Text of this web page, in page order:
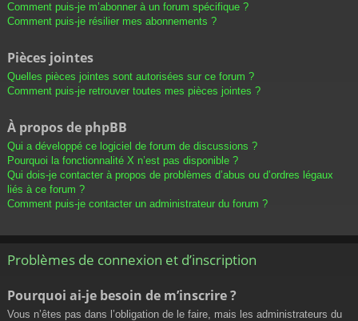
Comment puis-je m’abonner à un forum spécifique ?
Comment puis-je résilier mes abonnements ?
Pièces jointes
Quelles pièces jointes sont autorisées sur ce forum ?
Comment puis-je retrouver toutes mes pièces jointes ?
À propos de phpBB
Qui a développé ce logiciel de forum de discussions ?
Pourquoi la fonctionnalité X n’est pas disponible ?
Qui dois-je contacter à propos de problèmes d’abus ou d’ordres légaux
liés à ce forum ?
Comment puis-je contacter un administrateur du forum ?
Problèmes de connexion et d’inscription
Pourquoi ai-je besoin de m’inscrire ?
Vous n’êtes pas dans l’obligation de le faire, mais les administrateurs du